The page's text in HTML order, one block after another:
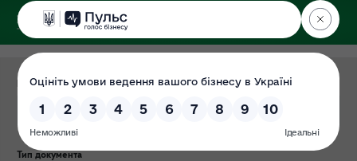
ДЕРЖЕКОІНСПЕКЦІЯ
Категорія публікації
Тип документа